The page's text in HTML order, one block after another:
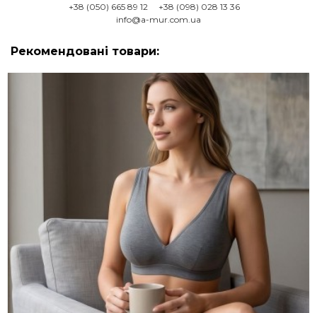
+38 (050) 665 89 12
+38 (098) 028 13 36
info@a-mur.com.ua
Рекомендовані товари: